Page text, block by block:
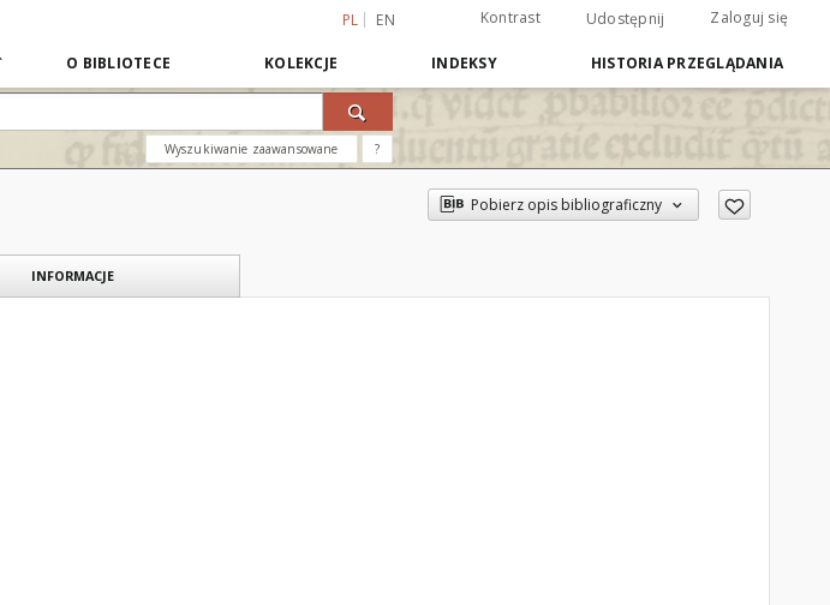
PL EN Kontrast Udostępnij Zaloguj się
O BIBLIOTECE KOLEKCJE INDEKSY HISTORIA PRZEGLĄDANIA
Wyszukiwanie zaawansowane ?
Pobierz opis bibliograficzny
INFORMACJE